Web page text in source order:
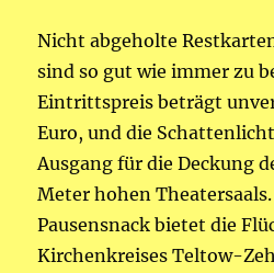
Nicht abgeholte
sind so gut wie immer zu
Eintrittspreis beträgt
Euro, und die
Ausgang für die Deckung
Meter hohen
Pausensnack bietet die
Kirchenkreises Teltow-